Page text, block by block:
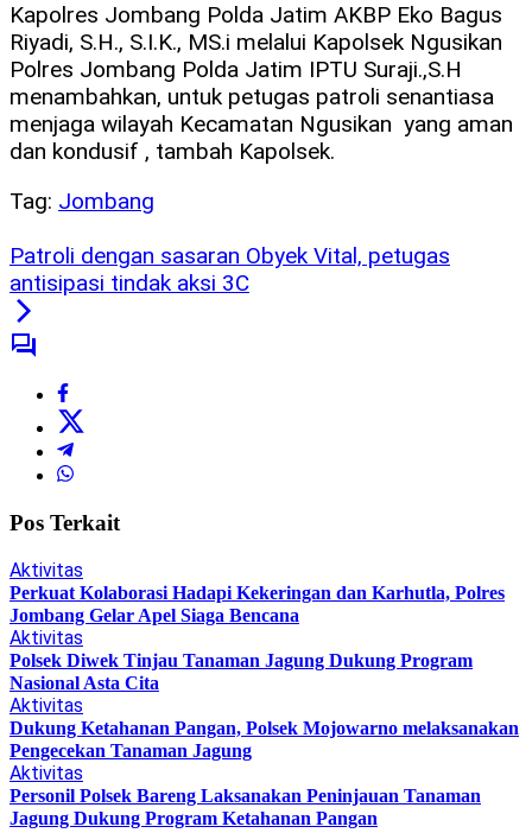
Kapolres Jombang Polda Jatim AKBP Eko Bagus
Riyadi, S.H., S.I.K., MS.i melalui Kapolsek Ngusikan
Polres Jombang Polda Jatim IPTU Suraji.,S.H
menambahkan, untuk petugas patroli senantiasa
menjaga wilayah Kecamatan Ngusikan yang aman
dan kondusif , tambah Kapolsek.
Tag: Jombang
Patroli dengan sasaran Obyek Vital, petugas
antisipasi tindak aksi 3C
Pos Terkait
Aktivitas
Perkuat Kolaborasi Hadapi Kekeringan dan Karhutla, Polres
Jombang Gelar Apel Siaga Bencana
Aktivitas
Polsek Diwek Tinjau Tanaman Jagung Dukung Program
Nasional Asta Cita
Aktivitas
Dukung Ketahanan Pangan, Polsek Mojowarno melaksanakan
Pengecekan Tanaman Jagung
Aktivitas
Personil Polsek Bareng Laksanakan Peninjauan Tanaman
Jagung Dukung Program Ketahanan Pangan